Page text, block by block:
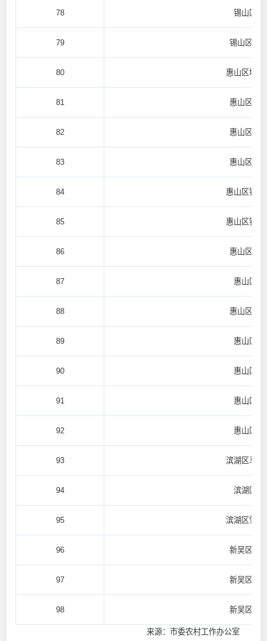
78 锡山区东
79 锡山区厚
80 惠山区堰
81 惠山区前
82 惠山区玉
83 惠山区玉
84 惠山区钱
85 惠山区钱
86 惠山区阳
87 惠山区阳
88 惠山区阳
89 惠山区阳
90 惠山区阳
91 惠山区阳
92 惠山区阳
93 滨湖区马山
94 滨湖区胡
95 滨湖区雪浪
96 新吴区鸿
97 新吴区鸿
98 新吴区鸿
来源：市委农村工作办公室